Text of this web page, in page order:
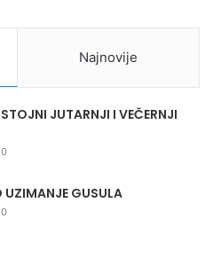
Najnovije
JUTARNJI I VEČERNJI
UZIMANJE GUSULA